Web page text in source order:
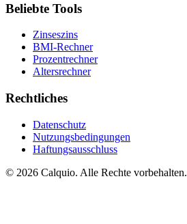
Beliebte Tools
Zinseszins
BMI-Rechner
Prozentrechner
Altersrechner
Rechtliches
Datenschutz
Nutzungsbedingungen
Haftungsausschluss
© 2026 Calquio. Alle Rechte vorbehalten.